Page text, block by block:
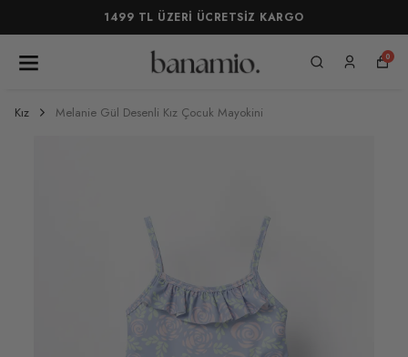
1499 TL ÜZERİ ÜCRETSİZ KARGO
0
Kız Melanie Gül Desenli Kız Çocuk Mayokini